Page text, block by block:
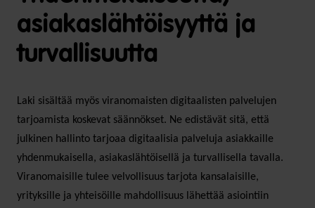
asiakaslähtöisyyttä ja
turvallisuutta
Laki sisältää myös viranomaisten digitaalisten palvelujen
tarjoamista koskevat säännökset. Ne edistävät sitä, että
julkinen hallinto tarjoaa digitaalisia palveluja asiakkaille
yhdenmukaisella, asiakaslähtöisellä ja turvallisella tavalla.
Viranomaisille tulee velvollisuus tarjota kansalaisille,
yrityksille ja yhteisöille mahdollisuus lähettää asiointiin